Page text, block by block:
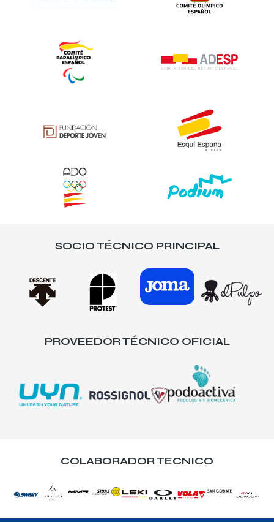
SOCIO TÉCNICO PRINCIPAL
PROVEEDOR TÉCNICO OFICIAL
COLABORADOR TECNICO